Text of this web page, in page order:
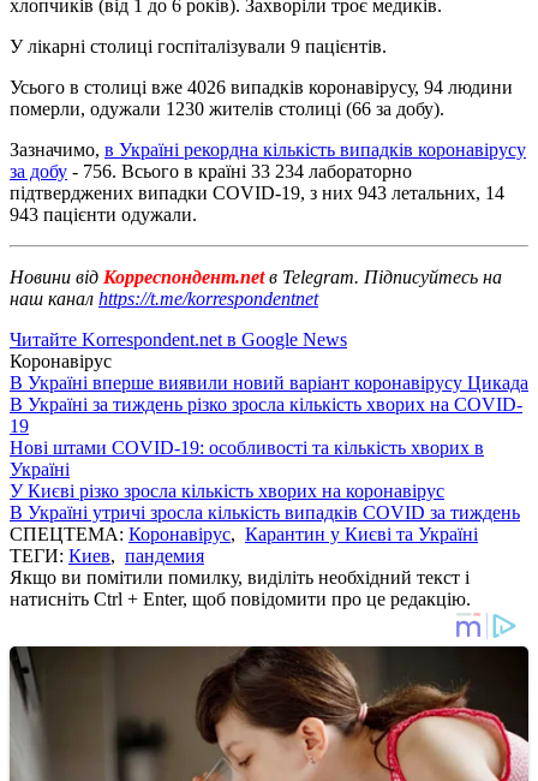
хлопчиків (від 1 до 6 років). Захворіли троє медиків.
У лікарні столиці госпіталізували 9 пацієнтів.
Усього в столиці вже 4026 випадків коронавірусу, 94 людини
померли, одужали 1230 жителів столиці (66 за добу).
Зазначимо, в Україні рекордна кількість випадків коронавірусу
за добу - 756. Всього в країні 33 234 лабораторно
підтверджених випадки COVID-19, з них 943 летальних, 14
943 пацієнти одужали.
Новини від Корреспондент.netв Telegram. Підписуйтесь на
наш канал https://t.me/korrespondentnet
Читайте Korrespondent.net в Google News
Коронавірус
В Україні вперше виявили новий варіант коронавірусу Цикада
В Україні за тиждень різко зросла кількість хворих на COVID-
19
Нові штами COVID-19: особливості та кількість хворих в
Україні
У Києві різко зросла кількість хворих на коронавірус
В Україні утричі зросла кількість випадків COVID за тиждень
СПЕЦТЕМА: Коронавірус, Карантин у Києві та Україні
ТЕГИ: Киев, пандемия
Якщо ви помітили помилку, виділіть необхідний текст і
натисніть Ctrl + Enter, щоб повідомити про це редакцію.